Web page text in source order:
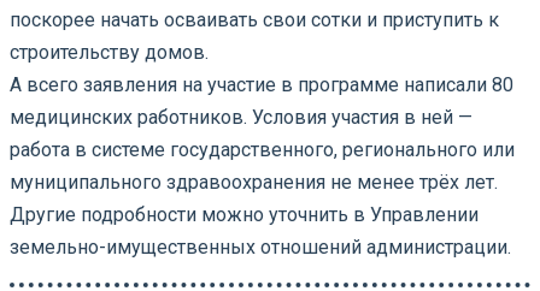
поскорее начать осваивать свои сотки и приступить к
строительству домов.
А всего заявления на участие в программе написали 80
медицинских работников. Условия участия в ней —
работа в системе государственного, регионального или
муниципального здравоохранения не менее трёх лет.
Другие подробности можно уточнить в Управлении
земельно-имущественных отношений администрации.